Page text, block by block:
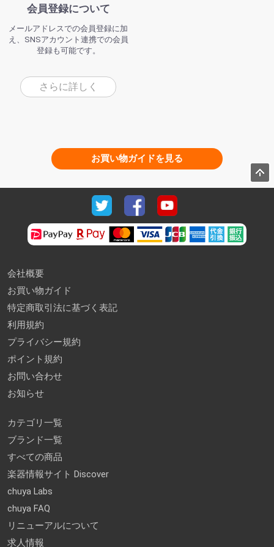
会員登録について
メールアドレスでの会員登録に加
え、SNSアカウント連携での会員
登録も可能です。
さらに詳しく
お買い物ガイドを見る
会社概要
お買い物ガイド
特定商取引法に基づく表記
利用規約
プライバシー規約
ポイント規約
お問い合わせ
お知らせ
カテゴリ一覧
ブランド一覧
すべての商品
楽器情報サイト Discover
chuya Labs
chuya FAQ
リニューアルについて
求人情報